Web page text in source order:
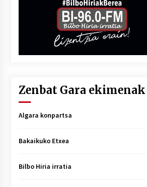
Zenbat Gara ekimenak
Algara konpartsa
Bakaikuko Etxea
Bilbo Hiria irratia